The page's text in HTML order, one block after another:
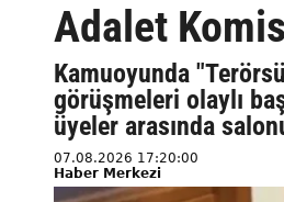
Adalet
Kamuoyunda
görüşmeleri olaylı
üyeler arasında
07.08.2026 17:20:00
Haber Merkezi